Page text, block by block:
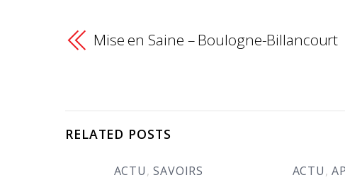
Mise en Saine – Boulogne-Billancourt
RELATED POSTS
ACTU,SAVOIRS ACTU,